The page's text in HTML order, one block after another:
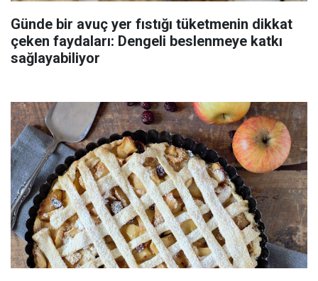
Günde bir avuç yer fıstığı tüketmenin dikkat
çeken faydaları: Dengeli beslenmeye katkı
sağlayabiliyor